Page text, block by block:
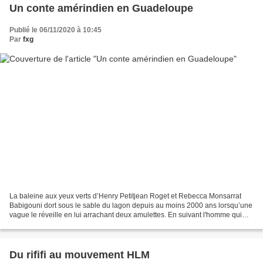
Un conte amérindien en Guadeloupe
Publié le 06/11/2020 à 10:45
Par fxg
La baleine aux yeux verts d’Henry Petitjean Roget et Rebecca Monsarrat
Babigouni dort sous le sable du lagon depuis au moins 2000 ans lorsqu’une
vague le réveille en lui arrachant deux amulettes. En suivant l'homme qui
Du rififi au mouvement HLM